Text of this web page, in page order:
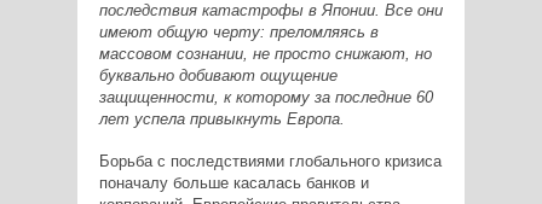
последствия катастрофы в Японии. Все они
имеют общую черту: преломляясь в
массовом сознании, не просто снижают, но
буквально добивают ощущение
защищенности, к которому за последние 60
лет успела привыкнуть Европа.
Борьба с последствиями глобального кризиса
поначалу больше касалась банков и